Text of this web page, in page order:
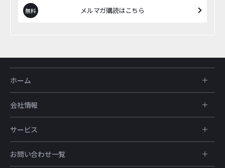
メルマガ購読はこちら
ホーム
会社情報
サービス
お問い合わせ一覧